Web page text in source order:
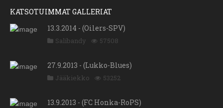
KATSOTUIMMAT GALLERIAT
13.3.2014 - (Oilers-SPV)
Salibandy 57508
27.9.2013 - (Lukko-Blues)
Jääkiekko 53252
13.9.2013 - (FC Honka-RoPS)